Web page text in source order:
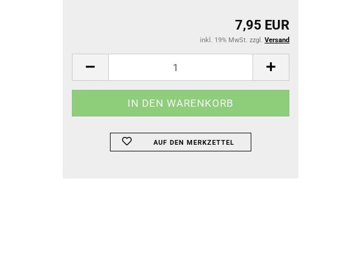
7,95 EUR
inkl. 19% MwSt. zzgl. Versand
AUF DEN MERKZETTEL